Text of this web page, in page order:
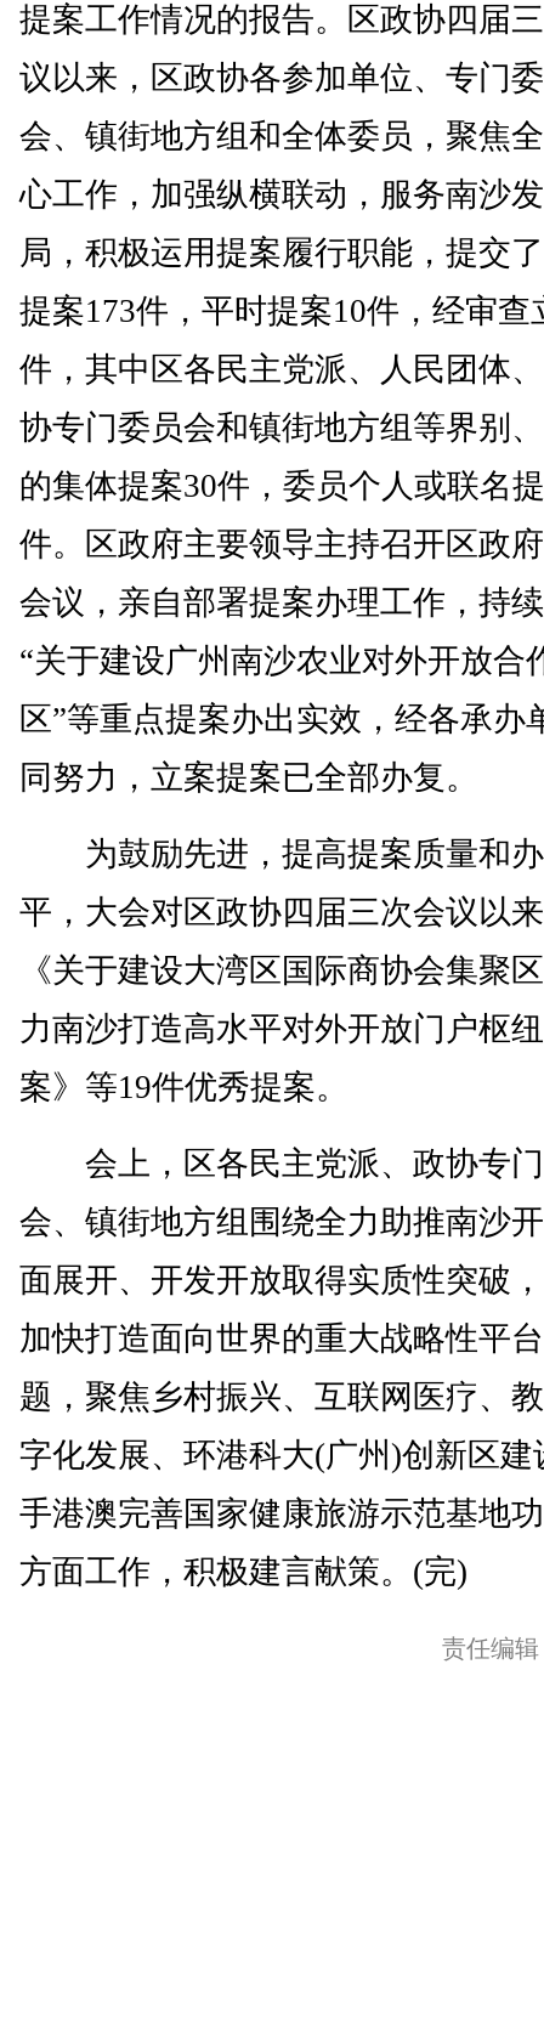
提案工作情况的报告。区政协四届
议以来，区政协各参加单位、专门
会、镇街地方组和全体委员，聚焦
心工作，加强纵横联动，服务南沙
局，积极运用提案履行职能，提交
提案173件，平时提案10件，经审查
件，其中区各民主党派、人民团体
协专门委员会和镇街地方组等界别
的集体提案30件，委员个人或联名
件。区政府主要领导主持召开区政
会议，亲自部署提案办理工作，持
“关于建设广州南沙农业对外开放合
区”等重点提案办出实效，经各承办
同努力，立案提案已全部办复。
为鼓励先进，提高提案质量和
平，大会对区政协四届三次会议以
《关于建设大湾区国际商协会集聚
力南沙打造高水平对外开放门户枢
案》等19件优秀提案。
会上，区各民主党派、政协专
会、镇街地方组围绕全力助推南沙
面展开、开发开放取得实质性突破
加快打造面向世界的重大战略性平
题，聚焦乡村振兴、互联网医疗、
字化发展、环港科大(广州)创新区建
手港澳完善国家健康旅游示范基地
方面工作，积极建言献策。(完)
责任编